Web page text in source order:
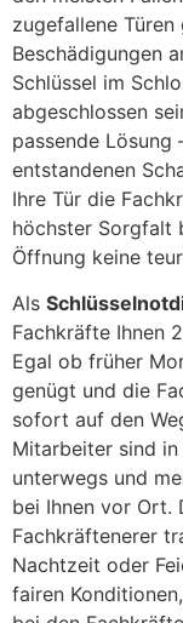
zugefallene
Beschädigungen
Schlüssel im
abgeschlossen
passende Lösung
entstandenen
Ihre Tür die
höchster Sorgfalt
Öffnung keine
Als
Fachkräfte Ihnen
Egal ob früher
genügt und die
sofort auf den
Mitarbeiter sind
unterwegs und
bei Ihnen vor Ort.
Fachkräftenerer
Nachtzeit oder
fairen